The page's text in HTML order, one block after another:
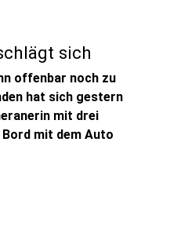
sich
offenbar noch zu
hat sich gestern
mit drei
mit dem Auto